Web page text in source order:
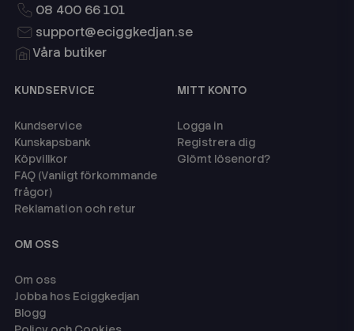
08 400 66 101
support@eciggkedjan.se
Våra butiker
KUNDSERVICE
Kundservice
Kunskapsbank
Köpvillkor
FAQ (Vanligt förkommande
frågor)
Reklamation och retur
MITT KONTO
Logga in
Registrera dig
Glömt lösenord?
OM OSS
Om oss
Jobba hos Eciggkedjan
Blogg